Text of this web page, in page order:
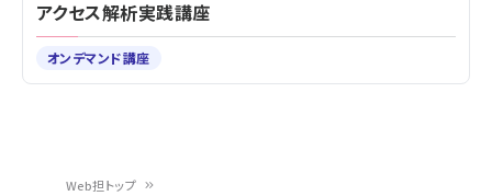
Web担トップ
アクセス解析実践講座
オンデマンド講座